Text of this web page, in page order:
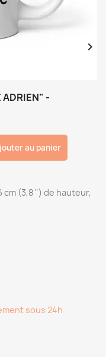

ADRIEN" -
cm (3,8 ") de hauteur,
au panier
sous 24h